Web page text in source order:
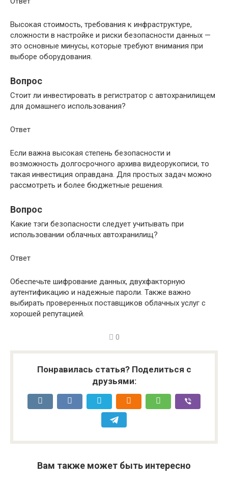
Высокая стоимость, требования к инфраструктуре,
сложности в настройке и риски безопасности данных —
это основные минусы, которые требуют внимания при
выборе оборудования.
Вопрос
Стоит ли инвестировать в регистратор с автохранилищем
для домашнего использования?
Ответ
Если важна высокая степень безопасности и
возможность долгосрочного архива видеорукописи, то
такая инвестиция оправдана. Для простых задач можно
рассмотреть и более бюджетные решения.
Вопрос
Какие тэги безопасности следует учитывать при
использовании облачных автохранилищ?
Ответ
Обеспечьте шифрование данных, двухфакторную
аутентификацию и надежные пароли. Также важно
выбирать проверенных поставщиков облачных услуг с
хорошей репутацией.
0
Понравилась статья? Поделиться с
друзьями:
Вам также может быть интересно